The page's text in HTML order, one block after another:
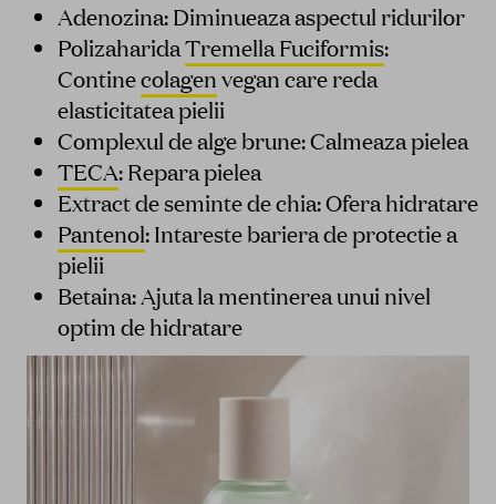
Adenozina: Diminueaza aspectul ridurilor
PolizaharidaTremella Fuciformis:
Continecolagenvegan care reda
elasticitatea pielii
Complexul de alge brune: Calmeaza pielea
TECA: Repara pielea
Extract de seminte de chia: Ofera hidratare
Pantenol: Intareste bariera de protectie a
pielii
Betaina: Ajuta la mentinerea unui nivel
optim de hidratare